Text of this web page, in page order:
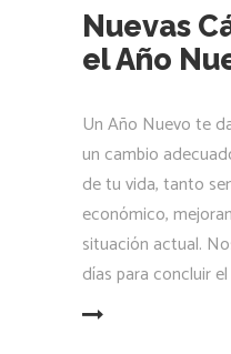
Nuevas
el Año
Un Año Nuevo te
un cambio
de tu vida, tanto
económico,
situación actual.
días para concluir